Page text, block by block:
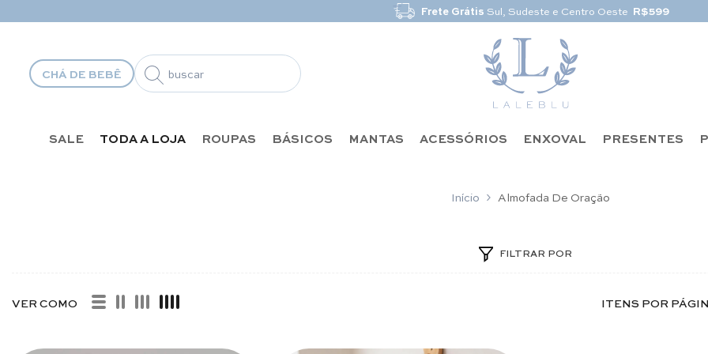
CHÁ DE BEBÊ
SALE TODA A LOJA ROUPAS BÁSICOS MANTAS ACESSÓRIOS ENXOVAL PRESENTES
Início Almofada De Oração
FILTRAR POR
VER COMO ITENS POR